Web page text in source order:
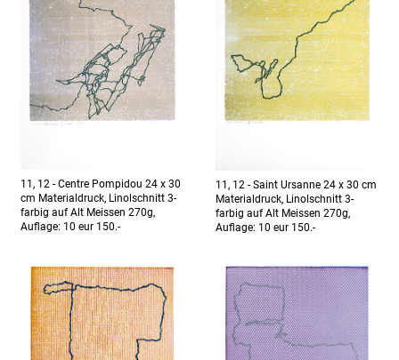
11, 12 - Centre Pompidou 24 x 30
cm Materialdruck, Linolschnitt 3-
farbig auf Alt Meissen 270g,
Auflage: 10 eur 150.-
11, 12 - Saint Ursanne 24 x 30 cm
Materialdruck, Linolschnitt 3-
farbig auf Alt Meissen 270g,
Auflage: 10 eur 150.-